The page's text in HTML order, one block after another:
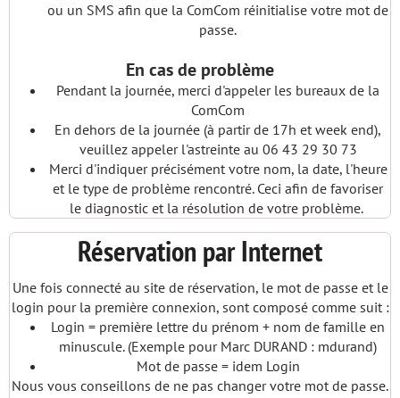
ou un SMS afin que la ComCom réinitialise votre mot de
passe.
En cas de problème
Pendant la journée, merci d'appeler les bureaux de la
ComCom
En dehors de la journée (à partir de 17h et week end),
veuillez appeler l'astreinte au 06 43 29 30 73
Merci d'indiquer précisément votre nom, la date, l'heure
et le type de problème rencontré. Ceci afin de favoriser
le diagnostic et la résolution de votre problème.
Réservation par Internet
Une fois connecté au site de réservation, le mot de passe et le
login pour la première connexion, sont composé comme suit :
Login = première lettre du prénom + nom de famille en
minuscule. (Exemple pour Marc DURAND : mdurand)
Mot de passe = idem Login
Nous vous conseillons de ne pas changer votre mot de passe.